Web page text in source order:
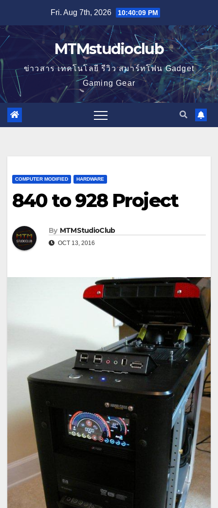
content
Fri. Aug 7th, 2026 10:40:10 PM
MTMstudioclub
ข่าวสาร เทคโนโลยี รีวิว สมาร์ทโฟน Gadget
Gaming Gear
COMPUTER MODIFIED HARDWARE
840 to 928 Project
By MTMStudioClub
OCT 13, 2016